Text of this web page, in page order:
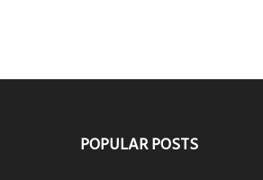
POPULAR POSTS